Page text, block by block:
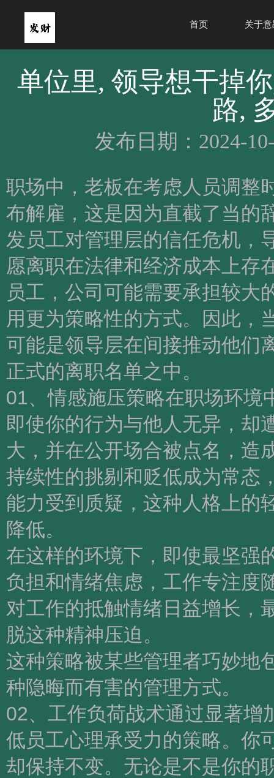
首页 关于
单位里, 领导想干掉
路,
发布日期：2024-
职场中，老板在考虑人员调整
布解雇，这是因为直截了当的
发员工对管理层的信任危机，
愿离职在法律和经济成本上存
员工，公司可能需要承担较大
用更为策略性的方式。因此，
可能是领导层在间接推动他们
正式的离职名单之中。
01、情感施压策略在职场环境
即使你的行为与他人无异，却
大，并在公开场合被点名，造
持续性的挑剔和贬低成为常态
能力受到质疑，这种人格上的
降低。
在这样的环境下，即使最坚强
负担和情绪焦虑，工作专注度
对工作的抵触情绪日益增长，
脱这种精神压迫。
这种策略被某些管理者巧妙地
种隐晦而有害的管理方式。
02、工作负荷战术通过显著增
低员工心理承受力的策略。你
却保持不变。无论是不是你的